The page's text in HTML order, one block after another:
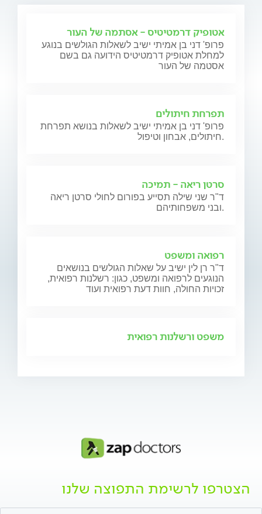
אטופיק דרמטיטיס - אסתמה של העור
פרופ' דני בן אמיתי ישיב לשאלות הגולשים בנוגע
למחלת אטופיק דרמטיטיס הידועה גם בשם
אסטמה של העור
תפרחת חיתולים
פרופ' דני בן אמיתי ישיב לשאלות בנושא תפרחת
חיתולים, אבחון וטיפול.
סרטן ריאה - תמיכה
ד"ר שני שילה תסייע בפורום לחולי סרטן ריאה
ובני משפחותיהם.
רפואה ומשפט
ד"ר רן לין ישיב על שאלות הגולשים בנושאים
הנוגעים לרפואה ומשפט, כגון: רשלנות רפואית,
זכויות החולה, חוות דעת רפואית ועוד
משפט ורשלנות רפואית
הצטרפו לרשימת התפוצה שלנו